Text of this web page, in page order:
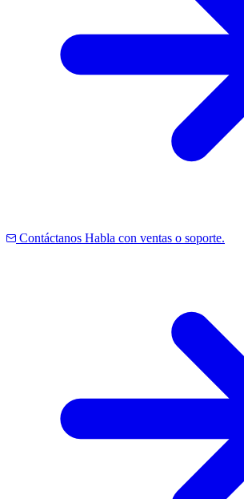
Contáctanos Habla con ventas o soporte.